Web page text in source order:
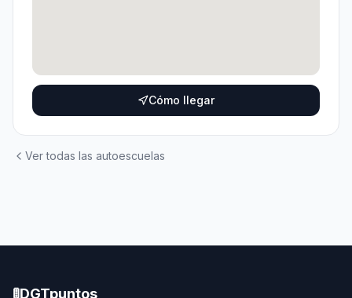
Cómo llegar
Ver todas las autoescuelas
🚦DGTpuntos